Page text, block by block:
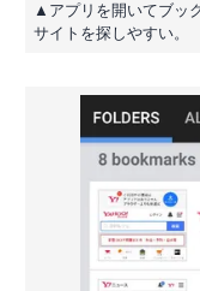
▲アプリを開いてブッ
サイトを探しやすい。